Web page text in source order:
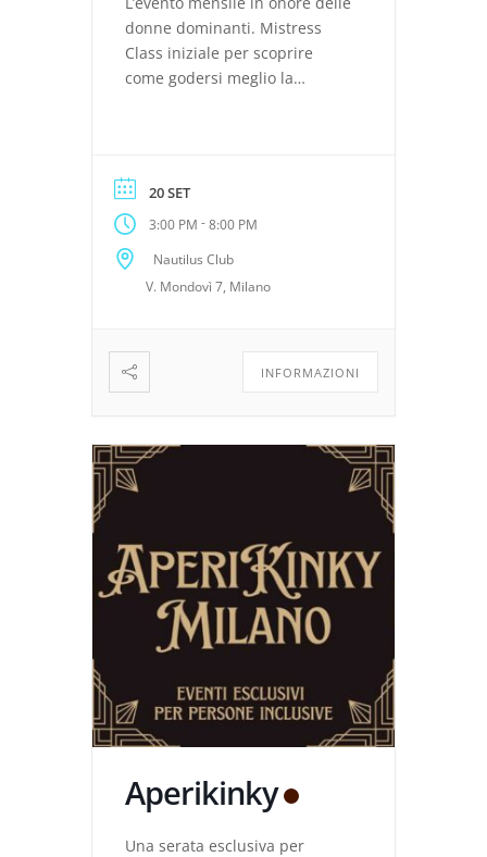
donne dominanti. Mistress
Class iniziale per scoprire
come godersi meglio la
20 SET
3:00 PM -8:00 PM
Nautilus Club
V. Mondovì 7, Milano
INFORMAZIONI
Aperikinky
Una serata esclusiva per